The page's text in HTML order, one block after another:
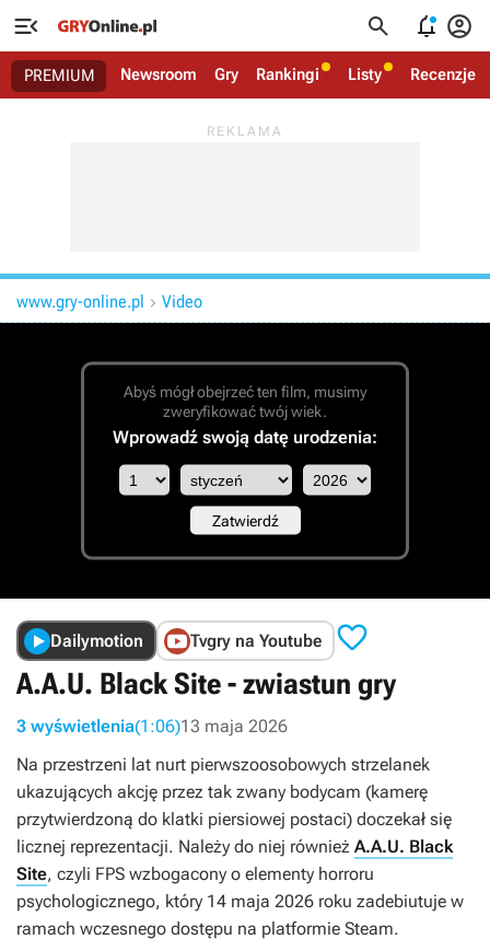
   
PREMIUM Newsroom Gry Rankingi Listy Recenzje
www.gry-online.pl  Video
Abyś mógł obejrzeć ten film, musimy
zweryfikować twój wiek.
Wprowadź swoją datę urodzenia:
Dailymotion Tvgry na Youtube 
A.A.U. Black Site - zwiastun gry
3 wyświetlenia(1:06)13 maja 2026
Na przestrzeni lat nurt pierwszoosobowych strzelanek
ukazujących akcję przez tak zwany bodycam (kamerę
przytwierdzoną do klatki piersiowej postaci) doczekał się
licznej reprezentacji. Należy do niej również A.A.U. Black
Site, czyli FPS wzbogacony o elementy horroru
psychologicznego, który 14 maja 2026 roku zadebiutuje w
ramach wczesnego dostępu na platformie Steam.